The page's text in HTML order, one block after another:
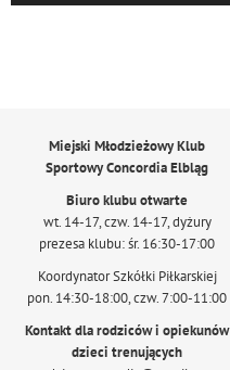
Miejski Młodzieżowy Klub
Sportowy Concordia Elbląg
Biuro klubu otwarte
wt. 14-17, czw. 14-17, dyżury
prezesa klubu: śr. 16:30-17:00
Koordynator Szkółki Piłkarskiej
pon. 14:30-18:00, czw. 7:00-11:00
Kontakt dla rodziców i opiekunów
dzieci trenujących